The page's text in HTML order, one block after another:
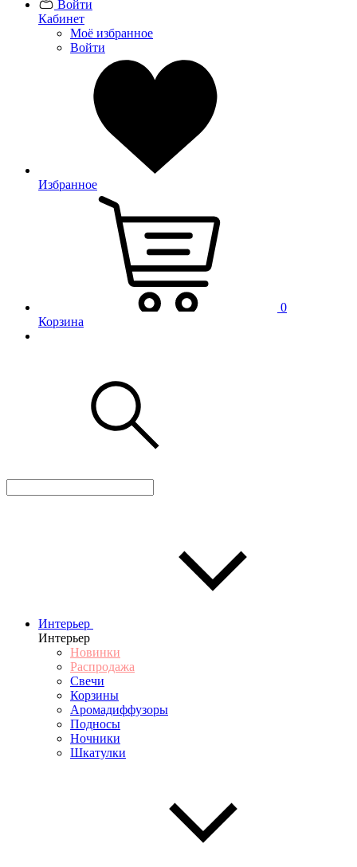
Войти
Кабинет
Моё избранное
Войти
Избранное
0
Корзина
Интерьер
Интерьер
Новинки
Распродажа
Свечи
Корзины
Аромадиффузоры
Подносы
Ночники
Шкатулки